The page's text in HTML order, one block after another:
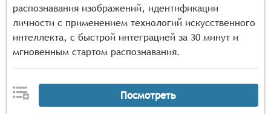
распознавания изображений, идентификации
личности с применением технологий искусственного
интеллекта, с быстрой интеграцией за 30 минут и
мгновенным стартом распознавания.
Посмотреть